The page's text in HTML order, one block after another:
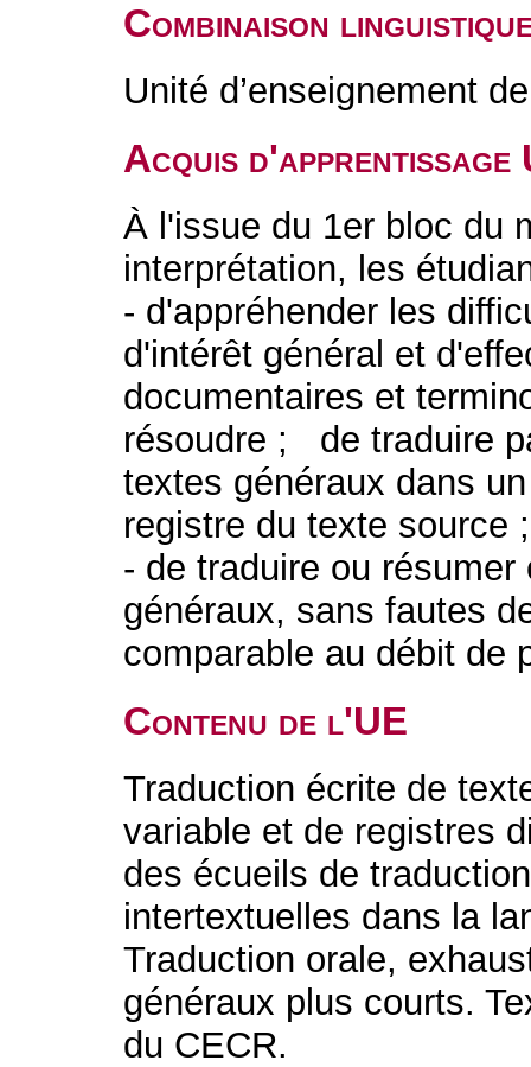
Combinaison
Unité d’enseignement
Acquis d'apprentissage
À l'issue du 1er bloc du
interprétation, les
- d'appréhender les
d'intérêt général et
documentaires et
résoudre ; de traduire
textes généraux dans
registre du texte source ;
- de traduire ou
généraux, sans fautes
comparable au débit de
Contenu de l'UE
Traduction écrite de
variable et de registres
des écueils de
intertextuelles dans la
Traduction orale,
généraux plus courts.
du CECR.